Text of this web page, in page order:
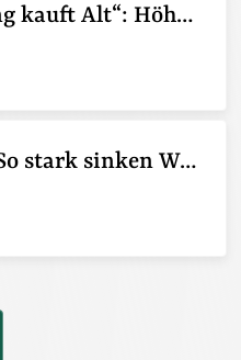
KfW-Förderung „Jung kauft Alt“: Höhere Kredite ab August 2026
Pendeln lohnt sich: So stark sinken Wohnungspreise im Umland